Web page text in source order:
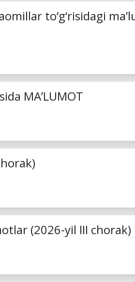
to‘g‘risidagi
MA’LUMOT
(2026-yil III chorak)